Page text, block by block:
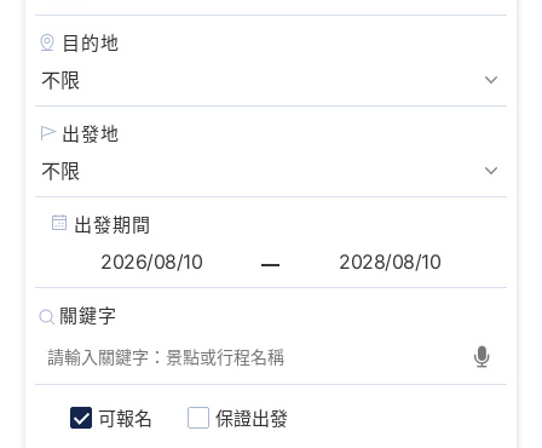
目的地
出發地
出發期間
可報名 保證出發